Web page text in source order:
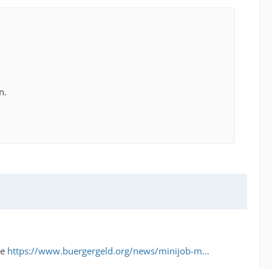
https://www.buergergeld.org/news/minijob-m…